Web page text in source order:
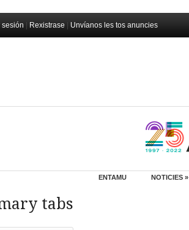
sesión Rexistrase Unvíanos les tos anuncies
ENTAMU NOTICIES »
tabs